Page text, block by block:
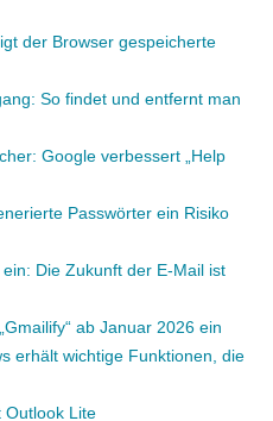
der Browser gespeicherte
So findet und entfernt man
Google verbessert „Help
Passwörter ein Risiko
Die Zukunft der E-Mail ist
ab Januar 2026 ein
erhält wichtige Funktionen, die
Outlook Lite